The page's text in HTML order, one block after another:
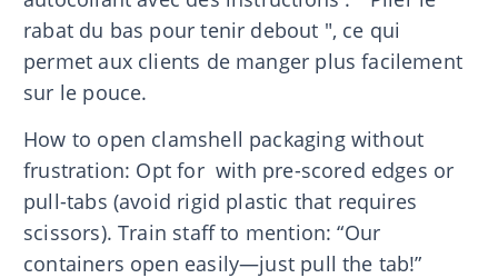
rabat du bas pour tenir debout ", ce qui
permet aux clients de manger plus facilement
sur le pouce.
How to open clamshell packaging without
frustration: Opt for with pre-scored edges or
pull-tabs (avoid rigid plastic that requires
scissors). Train staff to mention: “Our
containers open easily—just pull the tab!”